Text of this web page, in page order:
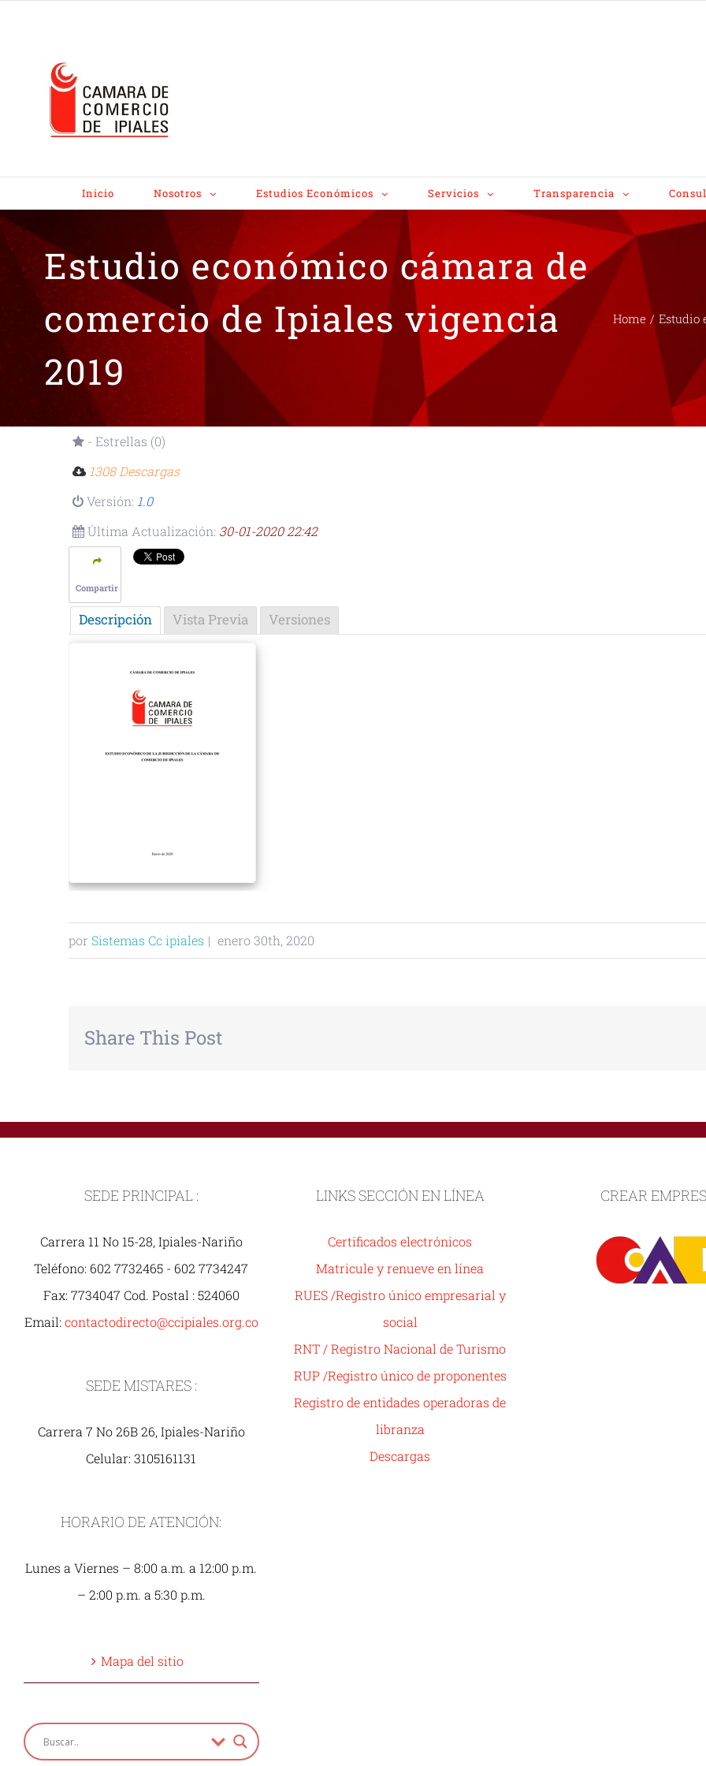
Inicio Nosotros Estudios Económicos Servicios Transparencia
Estudio económico cámara de
comercio de Ipiales vigencia
2019
Home / Estudio
- Estrellas (0)
1308 Descargas
Versión: 1.0
Última Actualización: 30-01-2020 22:42
Compartir
Descripción Vista Previa Versiones
por Sistemas Cc ipiales | enero 30th, 2020
Share This Post
SEDE PRINCIPAL :
Carrera 11 No 15-28, Ipiales-Nariño
Teléfono: 602 7732465 - 602 7734247
Fax: 7734047 Cod. Postal : 524060
Email: contactodirecto@ccipiales.org.co
SEDE MISTARES :
Carrera 7 No 26B 26, Ipiales-Nariño
Celular: 3105161131
HORARIO DE ATENCIÓN:
Lunes a Viernes – 8:00 a.m. a 12:00 p.m.
– 2:00 p.m. a 5:30 p.m.
Mapa del sitio
LINKS SECCIÓN EN LÍNEA
Certificados electrónicos
Matricule y renueve en línea
RUES /Registro único empresarial y
social
RNT / Registro Nacional de Turismo
RUP /Registro único de proponentes
Registro de entidades operadoras de
libranza
Descargas
CREAR